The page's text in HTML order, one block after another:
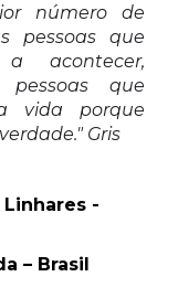
número de
pessoas que
acontecer,
pessoas que
vida porque
Gris
-
– Brasil